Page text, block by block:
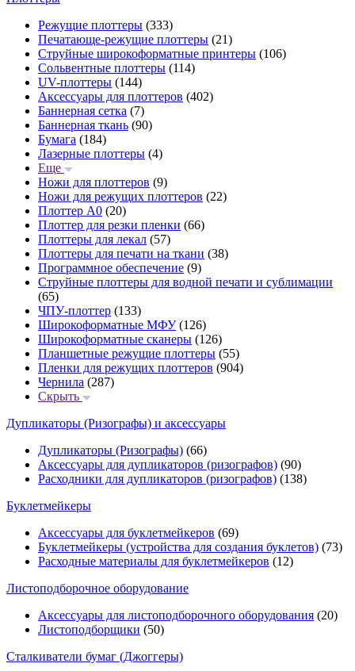
Режущие плоттеры (333)
Печатающе-режущие плоттеры (21)
Струйные широкоформатные принтеры (106)
Сольвентные плоттеры (114)
UV-плоттеры (144)
Аксессуары для плоттеров (402)
Баннерная сетка (7)
Баннерная ткань (90)
Бумага (184)
Лазерные плоттеры (4)
Еще
Ножи для плоттеров (9)
Ножи для режущих плоттеров (22)
Плоттер А0 (20)
Плоттер для резки пленки (66)
Плоттеры для лекал (57)
Плоттеры для печати на ткани (38)
Программное обеспечение (9)
Струйные плоттеры для водной печати и сублимации
(65)
ЧПУ-плоттер (133)
Широкоформатные МФУ(126)
Широкоформатные сканеры (126)
Планшетные режущие плоттеры (55)
Пленки для режущих плоттеров (904)
Чернила (287)
Скрыть
Дупликаторы (Ризографы) и аксессуары
Дупликаторы (Ризографы) (66)
Аксессуары для дупликаторов (ризографов) (90)
Расходники для дупликаторов (ризографов) (138)
Буклетмейкеры
Аксессуары для буклетмейкеров (69)
Буклетмейкеры (устройства для создания буклетов) (73)
Расходные материалы для буклетмейкеров (12)
Листоподборочное оборудование
Аксессуары для листоподборочного оборудования (20)
Листоподборщики (50)
Сталкиватели бумаг (Джоггеры)